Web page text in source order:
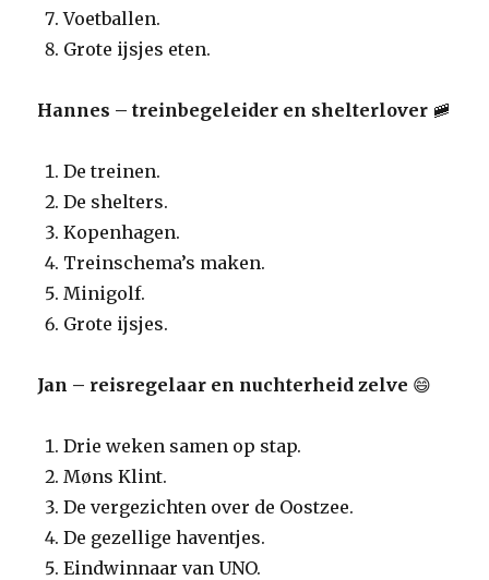
Voetballen.
Grote ijsjes eten.
Hannes – treinbegeleider en shelterlover 🚞
De treinen.
De shelters.
Kopenhagen.
Treinschema’s maken.
Minigolf.
Grote ijsjes.
Jan – reisregelaar en nuchterheid zelve 😄
Drie weken samen op stap.
Møns Klint.
De vergezichten over de Oostzee.
De gezellige haventjes.
Eindwinnaar van UNO.